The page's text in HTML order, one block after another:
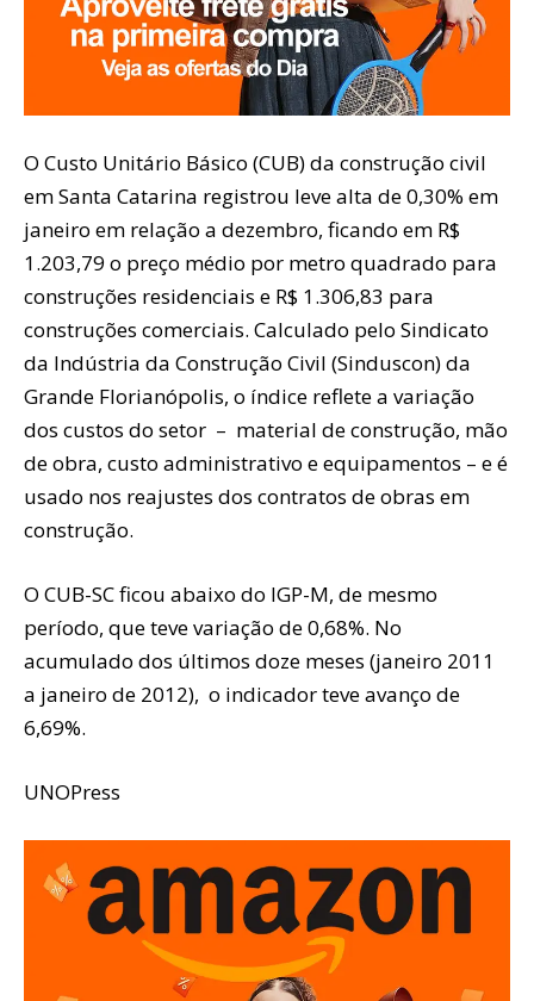
O Custo Unitário Básico (CUB) da construção civil
em Santa Catarina registrou leve alta de 0,30% em
janeiro em relação a dezembro, ficando em R$
1.203,79 o preço médio por metro quadrado para
construções residenciais e R$ 1.306,83 para
construções comerciais. Calculado pelo Sindicato
da Indústria da Construção Civil (Sinduscon) da
Grande Florianópolis, o índice reflete a variação
dos custos do setor – material de construção, mão
de obra, custo administrativo e equipamentos – e é
usado nos reajustes dos contratos de obras em
construção.
O CUB-SC ficou abaixo do IGP-M, de mesmo
período, que teve variação de 0,68%. No
acumulado dos últimos doze meses (janeiro 2011
a janeiro de 2012), o indicador teve avanço de
6,69%.
UNOPress